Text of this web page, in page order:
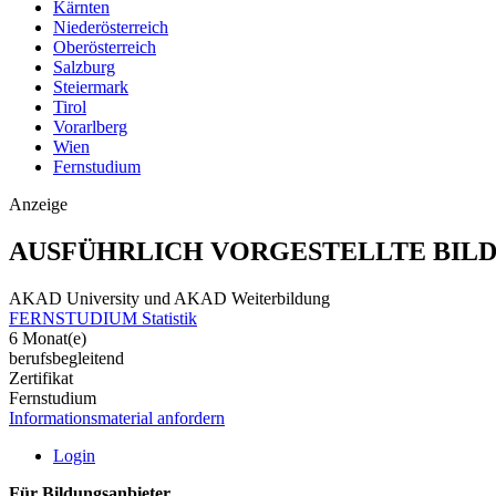
Kärnten
Niederösterreich
Oberösterreich
Salzburg
Steiermark
Tirol
Vorarlberg
Wien
Fernstudium
Anzeige
AUSFÜHRLICH VORGESTELLTE
AKAD University und AKAD Weiterbildung
FERNSTUDIUM Statistik
6 Monat(e)
berufsbegleitend
Zertifikat
Fernstudium
Informationsmaterial anfordern
Login